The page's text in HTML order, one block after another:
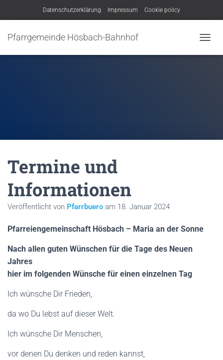
Datenschutzerklärung Impressum Cookie policy
Pfarrgemeinde Hösbach-Bahnhof
A
U
Termine und
Informationen
Veröffentlicht von Pfarrbuero am 18. Januar 2024
Pfarreiengemeinschaft Hösbach – Maria an der Sonne
Nach allen guten Wünschen für die Tage des Neuen
Jahres
hier im folgenden Wünsche für einen einzelnen Tag
Ich wünsche Dir Frieden,
da wo Du lebst auf dieser Welt.
Ich wünsche Dir Menschen,
vor denen Du denken und reden kannst,